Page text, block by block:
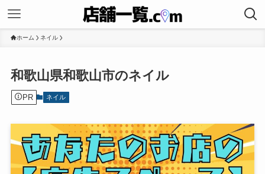
ホーム ネイル
和歌山県和歌山市のネイル
PR ネイル